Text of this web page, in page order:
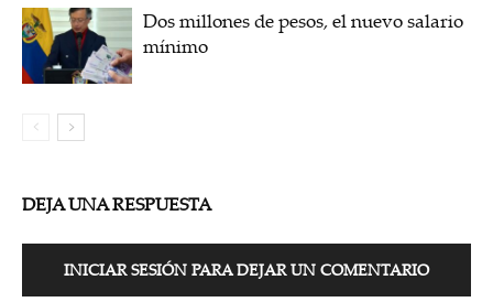
Dos millones de pesos, el nuevo salario
mínimo
DEJA UNA RESPUESTA
INICIAR SESIÓN PARA DEJAR UN COMENTARIO